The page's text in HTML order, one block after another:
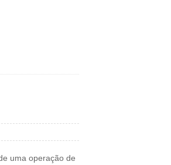
uma operação de